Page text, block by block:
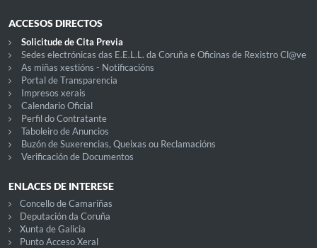
ACCESOS DIRECTOS
Solicitude de Cita Previa
Sedes electrónicas das E.E.L.L. da Coruña e Oficinas de Rexistro Cl@ve
As miñas xestións - Notificacións
Portal de Transparencia
Impresos xerais
Calendario Oficial
Perfil do Contratante
Taboleiro de Anuncios
Buzón de Suxerencias, Queixas ou Reclamacións
Verificación de Documentos
ENLACES DE INTERESE
Concello de Camariñas
Deputación da Coruña
Xunta de Galicia
Punto Acceso Xeral